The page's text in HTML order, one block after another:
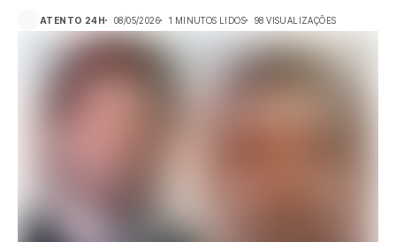
ATENTO 24H 08/05/2026 1 MINUTOS LIDOS 98 VISUALIZAÇÕES